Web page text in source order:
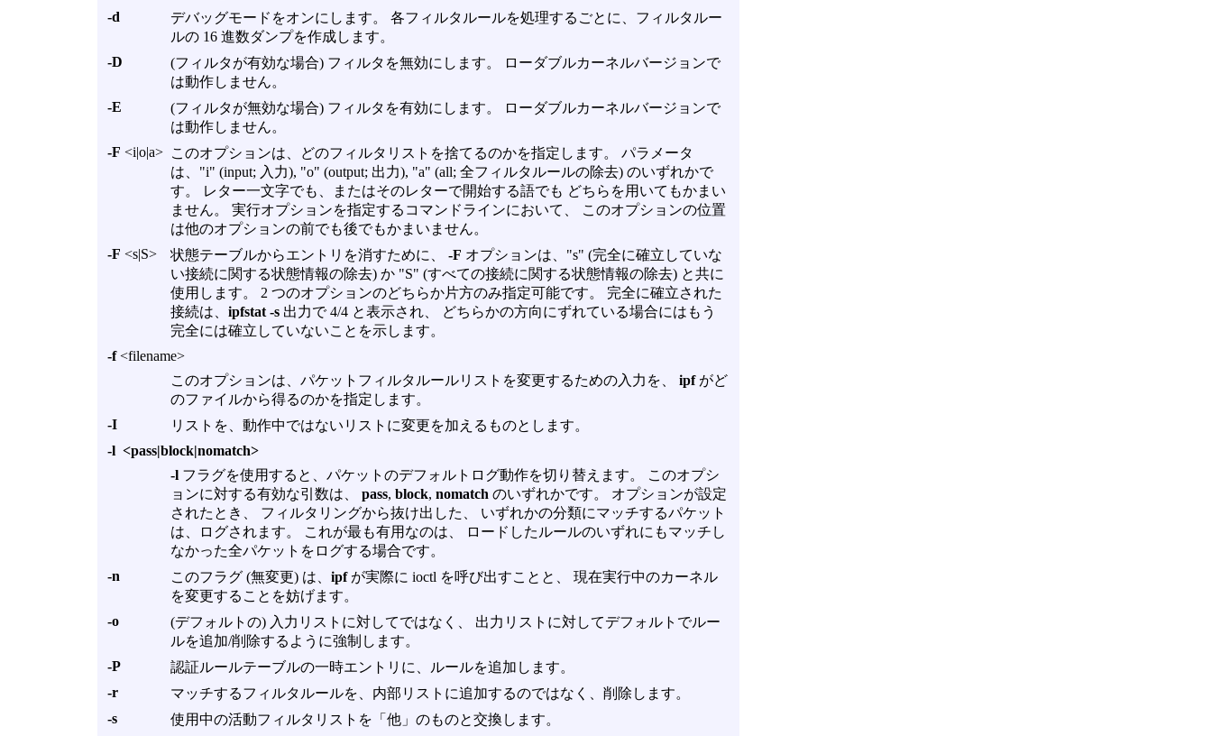
-d
デバッグモードをオンにします。 各フィルタルールを処理するごとに、フィルタルー
ルの 16 進数ダンプを作成します。
-D
(フィルタが有効な場合) フィルタを無効にします。 ローダブルカーネルバージョンで
は動作しません。
-E
(フィルタが無効な場合) フィルタを有効にします。 ローダブルカーネルバージョンで
は動作しません。
-F <i|o|a> このオプションは、どのフィルタリストを捨てるのかを指定します。 パラメータ
は、"i" (input; 入力), "o" (output; 出力), "a" (all; 全フィルタルールの除去) のいずれかで
す。 レター一文字でも、またはそのレターで開始する語でも どちらを用いてもかまい
ません。 実行オプションを指定するコマンドラインにおいて、 このオプションの位置
は他のオプションの前でも後でもかまいません。
-F <s|S> 状態テーブルからエントリを消すために、 -F オプションは、"s" (完全に確立していな
い接続に関する状態情報の除去) か "S" (すべての接続に関する状態情報の除去) と共に
使用します。 2 つのオプションのどちらか片方のみ指定可能です。 完全に確立された
接続は、 ipfstat -s 出力で 4/4 と表示され、 どちらかの方向にずれている場合にはもう
完全には確立していないことを示します。
-f<filename>
このオプションは、パケットフィルタルールリストを変更するための入力を、 ipfがど
のファイルから得るのかを指定します。
-I
リストを、動作中ではないリストに変更を加えるものとします。
-l <pass|block|nomatch>
-l フラグを使用すると、パケットのデフォルトログ動作を切り替えます。 このオプシ
ョンに対する有効な引数は、 pass, block, nomatch のいずれかです。 オプションが設定
されたとき、 フィルタリングから抜け出した、 いずれかの分類にマッチするパケット
は、ログされます。 これが最も有用なのは、 ロードしたルールのいずれにもマッチし
なかった全パケットをログする場合です。
-n
このフラグ (無変更) は、 ipfが実際に ioctl を呼び出すことと、 現在実行中のカーネル
を変更することを妨げます。
-o
(デフォルトの) 入力リストに対してではなく、 出力リストに対してデフォルトでルー
ルを追加/削除するように強制します。
-P
認証ルールテーブルの一時エントリに、ルールを追加します。
-r
マッチするフィルタルールを、内部リストに追加するのではなく、削除します。
-s
使用中の活動フィルタリストを「他」のものと交換します。